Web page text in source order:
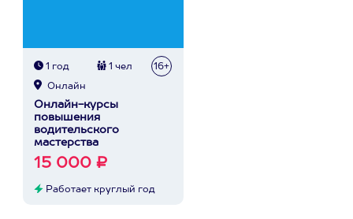
1 год 1 чел 16+
Онлайн
Онлайн-курсы
повышения
водительского
мастерства
15 000 ₽
Работает круглый год